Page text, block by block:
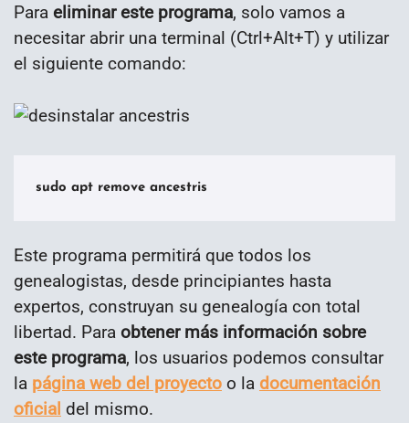
Para eliminar este programa, solo vamos a
necesitar abrir una terminal (Ctrl+Alt+T) y utilizar
el siguiente comando:
sudo apt remove ancestris
Este programa permitirá que todos los
genealogistas, desde principiantes hasta
expertos, construyan su genealogía con total
libertad. Para obtener más información sobre
este programa, los usuarios podemos consultar
la página web del proyecto o la documentación
oficial del mismo.